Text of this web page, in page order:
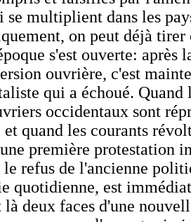
se multiplient dans les
on peut déjà
s'est ouverte: après
ouvrière, c'est
qui a échoué. Quand
occidentaux sont
quand les courants
première protestation
refus de l'ancienne
quotidienne, est
deux faces d'une